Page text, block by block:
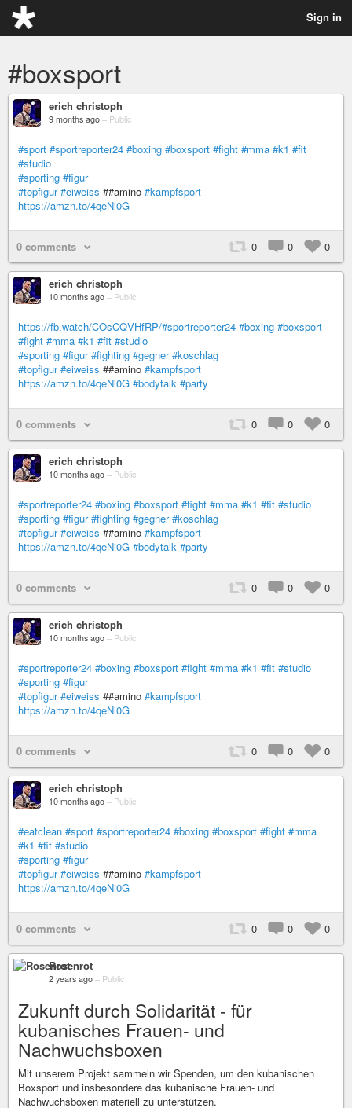
Sign in
#boxsport
erich christoph
9 months ago – Public
#sport #sportreporter24 #boxing #boxsport #fight #mma #k1 #fit
#studio
#sporting #figur
#topfigur #eiweiss ##amino #kampfsport
https://amzn.to/4qeNi0G
0 comments 0 0 0
erich christoph
10 months ago – Public
https://fb.watch/COsCQVHfRP/#sportreporter24 #boxing #boxsport
#fight #mma #k1 #fit #studio
#sporting #figur #fighting #gegner #koschlag
#topfigur #eiweiss ##amino #kampfsport
https://amzn.to/4qeNi0G #bodytalk #party
0 comments 0 0 0
erich christoph
10 months ago – Public
#sportreporter24 #boxing #boxsport #fight #mma #k1 #fit #studio
#sporting #figur #fighting #gegner #koschlag
#topfigur #eiweiss ##amino #kampfsport
https://amzn.to/4qeNi0G #bodytalk #party
0 comments 0 0 0
erich christoph
10 months ago – Public
#sportreporter24 #boxing #boxsport #fight #mma #k1 #fit #studio
#sporting #figur
#topfigur #eiweiss ##amino #kampfsport
https://amzn.to/4qeNi0G
0 comments 0 0 0
erich christoph
10 months ago – Public
#eatclean #sport #sportreporter24 #boxing #boxsport #fight #mma
#k1 #fit #studio
#sporting #figur
#topfigur #eiweiss ##amino #kampfsport
https://amzn.to/4qeNi0G
0 comments 0 0 0
Rosenrot
2 years ago – Public
Zukunft durch Solidarität - für
kubanisches Frauen- und
Nachwuchsboxen
Mit unserem Projekt sammeln wir Spenden, um den kubanischen
Boxsport und insbesondere das kubanische Frauen- und
Nachwuchsboxen materiell zu unterstützen.